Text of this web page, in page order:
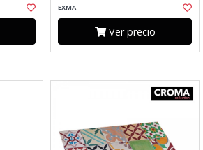
EXMA
Ver precio